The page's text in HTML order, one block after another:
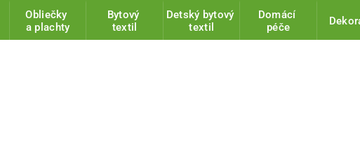
Obliečky
a plachty
Bytový
textil
Detský bytový
textil
Domácí
péče